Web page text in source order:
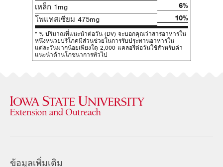
เหล็ก 1mg
6%
โพแทสเซียม 475mg
10%
* % ปริมาณที่แนะนําต่อวัน (DV) จะบอกคุณว่าสารอาหารใน
หนึ่งหน่วยบริโภคมีส่วนช่วยในการรับประทานอาหารใน
แต่ละวันมากน้อยเพียงใด 2,000 แคลอรี่ต่อวันใช้สําหรับคํา
แนะนําด้านโภชนาการทั่วไป
ข้อมูลเพิ่มเติม